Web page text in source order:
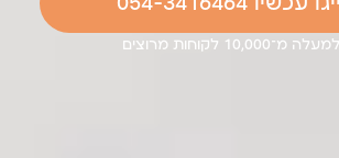
למעלה מ־10,000 לקוחות מרוצים